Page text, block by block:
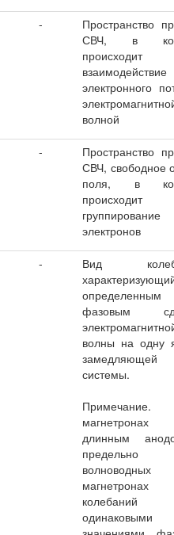
-
Пространство
СВЧ, в
происходит
взаимодействие
электронного
волной
-
Пространство
СВЧ, свободное
поля, в
происходит
группирование
электронов
-
Вид
определенным
фазовым
волны на одну
замедляющей
системы.
длинным
предельно
волноводных
магнетронах
одинаковыми